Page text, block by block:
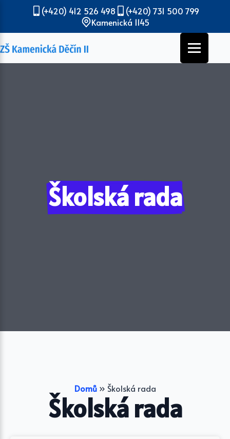
(+420) 412 526 498
(+420) 731 500 799
Kamenická 1145
Školská rada
Domů » Školská rada
Školská rada